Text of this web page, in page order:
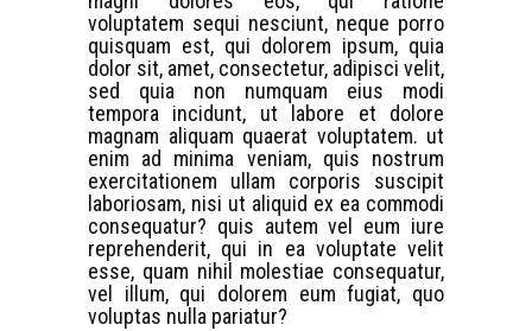
voluptatem sequi nesciunt, neque porro
quisquam est, qui dolorem ipsum, quia
dolor sit, amet, consectetur, adipisci velit,
sed quia non numquam eius modi
tempora incidunt, ut labore et dolore
magnam aliquam quaerat voluptatem. ut
enim ad minima veniam, quis nostrum
exercitationem ullam corporis suscipit
laboriosam, nisi ut aliquid ex ea commodi
consequatur? quis autem vel eum iure
reprehenderit, qui in ea voluptate velit
esse, quam nihil molestiae consequatur,
vel illum, qui dolorem eum fugiat, quo
voluptas nulla pariatur?